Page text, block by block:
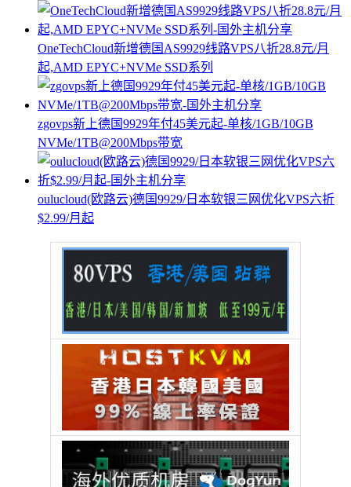
OneTechCloud新增德国AS9929线路VPS八折28.8元/月
起,AMD EPYC+NVMe SSD系列
zgovps新上德国9929年付45美元起-单核/1GB/10GB
NVMe/1TB@200Mbps带宽
oulucloud(欧路云)德国9929/日本软银三网优化VPS六折
$2.99/月起